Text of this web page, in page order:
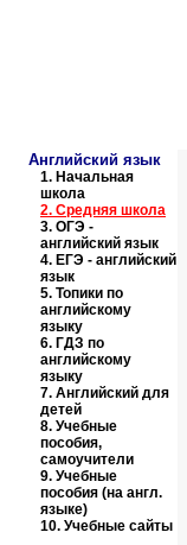
Английский язык
1. Начальная
школа
2. Средняя школа
3. ОГЭ -
английский язык
4. ЕГЭ - английский
язык
5. Топики по
английскому
языку
6. ГДЗ по
английскому
языку
7. Английский для
детей
8. Учебные
пособия,
самоучители
9. Учебные
пособия (на англ.
языке)
10. Учебные сайты